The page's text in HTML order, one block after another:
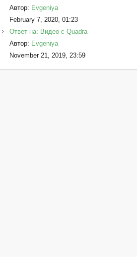
Автор: Evgeniya
February 7, 2020, 01:23
Ответ на: Видео с Quadra
Автор: Evgeniya
November 21, 2019, 23:59